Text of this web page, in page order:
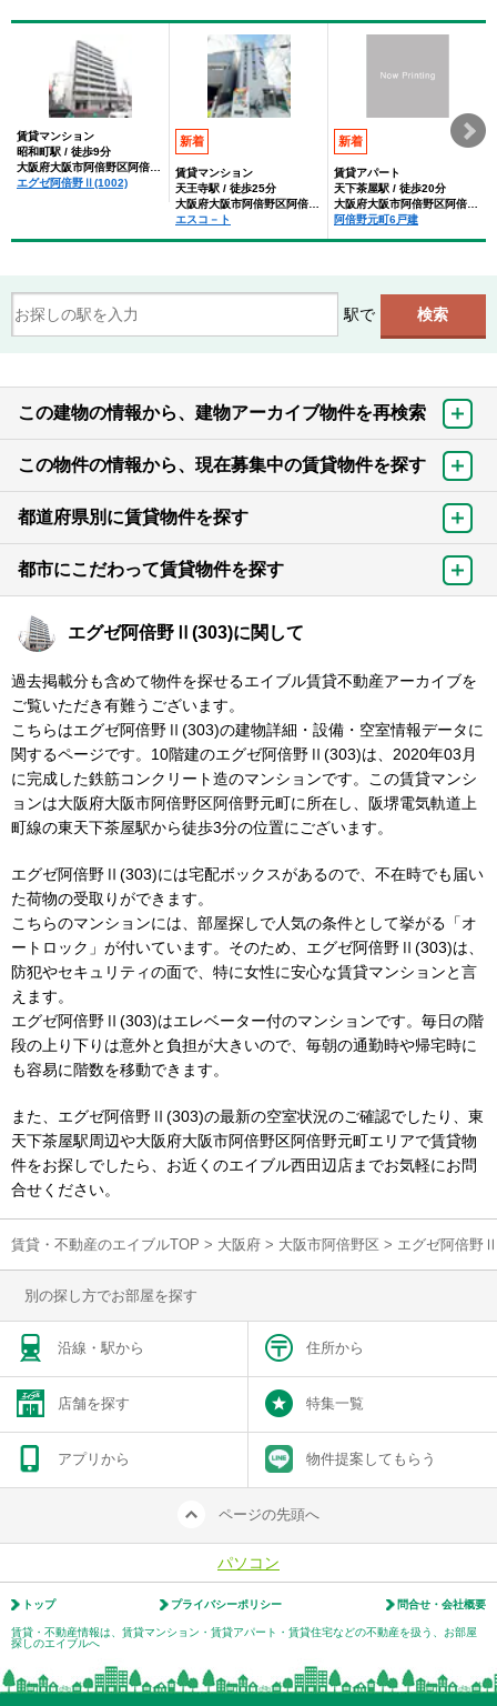
賃貸マンション
昭和町駅 / 徒歩9分
エグゼ阿倍野Ⅱ(1002)
新着
賃貸マンション
天王寺駅 / 徒歩25分
エスコ－ト
新着
賃貸アパート
天下茶屋駅 / 徒歩20分
阿倍野元町6戸建
駅で
この建物の情報から、建物アーカイブ物件を再検索
この物件の情報から、現在募集中の賃貸物件を探す
都道府県別に賃貸物件を探す
都市にこだわって賃貸物件を探す
エグゼ阿倍野Ⅱ(303)に関して
過去掲載分も含めて物件を探せるエイブル賃貸不動産アーカイブを
ご覧いただき有難うございます。
こちらはエグゼ阿倍野Ⅱ(303)の建物詳細・設備・空室情報データに
関するページです。10階建のエグゼ阿倍野Ⅱ(303)は、2020年03月
に完成した鉄筋コンクリート造のマンションです。この賃貸マンシ
ョンは大阪府大阪市阿倍野区阿倍野元町に所在し、阪堺電気軌道上
町線の東天下茶屋駅から徒歩3分の位置にございます。
エグゼ阿倍野Ⅱ(303)には宅配ボックスがあるので、不在時でも届い
た荷物の受取りができます。
こちらのマンションには、部屋探しで人気の条件として挙がる「オ
ートロック」が付いています。そのため、エグゼ阿倍野Ⅱ(303)は、
防犯やセキュリティの面で、特に女性に安心な賃貸マンションと言
えます。
エグゼ阿倍野Ⅱ(303)はエレベーター付のマンションです。毎日の階
段の上り下りは意外と負担が大きいので、毎朝の通勤時や帰宅時に
も容易に階数を移動できます。
また、エグゼ阿倍野Ⅱ(303)の最新の空室状況のご確認でしたり、東
天下茶屋駅周辺や大阪府大阪市阿倍野区阿倍野元町エリアで賃貸物
件をお探しでしたら、お近くのエイブル西田辺店までお気軽にお問
合せください。
賃貸・不動産のエイブルTOP > 大阪府 > 大阪市阿倍野区 > エグゼ阿倍野
別の探し方でお部屋を探す
沿線・駅から 住所から
店舗を探す 特集一覧
アプリから 物件提案してもらう
ページの先頭へ
パソコン
トップ プライバシーポリシー 問合せ・会社概要
賃貸・不動産情報は、賃貸マンション・賃貸アパート・賃貸住宅などの不動産を扱う、お部屋
探しのエイブルへ